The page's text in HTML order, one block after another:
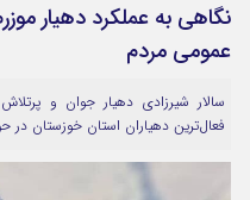
آپارات
رمز عبور
مرا به خاطر بسپار
نگاهی به عملکرد دهیار
عمومی مردم
سالار شیرزادی دهیار جوان و
فعال‌ترین دهیاران استان خوزستان